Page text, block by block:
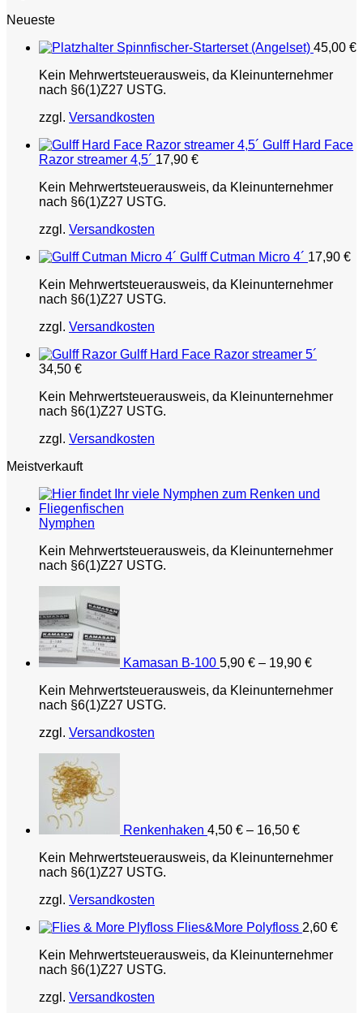
Neueste
Spinnfischer-Starterset (Angelset) 45,00 €
Kein Mehrwertsteuerausweis, da Kleinunternehmer
nach §6(1)Z27 USTG.
zzgl. Versandkosten
Gulff Hard Face
Razor streamer 4,5´ 17,90 €
Kein Mehrwertsteuerausweis, da Kleinunternehmer
nach §6(1)Z27 USTG.
zzgl. Versandkosten
Gulff Cutman Micro 4´ 17,90 €
Kein Mehrwertsteuerausweis, da Kleinunternehmer
nach §6(1)Z27 USTG.
zzgl. Versandkosten
Gulff Hard Face Razor streamer 5´
34,50 €
Kein Mehrwertsteuerausweis, da Kleinunternehmer
nach §6(1)Z27 USTG.
zzgl. Versandkosten
Meistverkauft
Nymphen
Kein Mehrwertsteuerausweis, da Kleinunternehmer
nach §6(1)Z27 USTG.
Kamasan B-100 5,90 € – 19,90 €
Kein Mehrwertsteuerausweis, da Kleinunternehmer
nach §6(1)Z27 USTG.
zzgl. Versandkosten
Renkenhaken 4,50 € – 16,50 €
Kein Mehrwertsteuerausweis, da Kleinunternehmer
nach §6(1)Z27 USTG.
zzgl. Versandkosten
Flies&More Polyfloss 2,60 €
Kein Mehrwertsteuerausweis, da Kleinunternehmer
nach §6(1)Z27 USTG.
zzgl. Versandkosten